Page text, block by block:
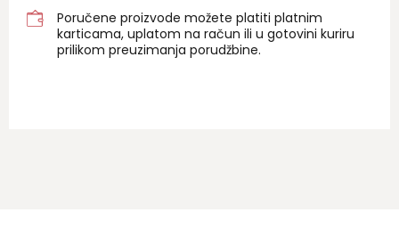
Poručene proizvode možete platiti platnim
karticama, uplatom na račun ili u gotovini kuriru
prilikom preuzimanja porudžbine.